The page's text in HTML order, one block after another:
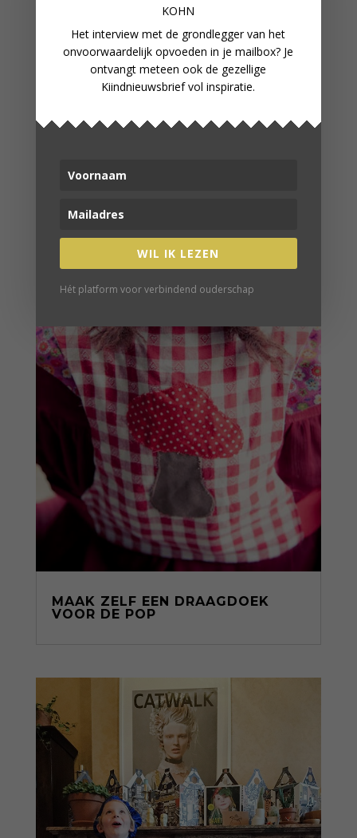
OPRECHT AMUSEMENT, GEWOON
VOOR DE LOL
MAAK ZELF EEN DRAAGDOEK
VOOR DE POP
KOHN
Het interview met de grondlegger van het
onvoorwaardelijk opvoeden in je mailbox? Je
ontvangt meteen ook de gezellige
Kiindnieuwsbrief vol inspiratie.
WIL IK LEZEN
Hét platform voor verbindend ouderschap